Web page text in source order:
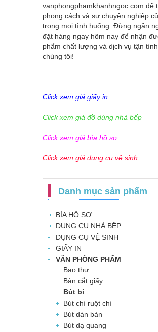
vanphongphamkhanhngoc.com để
phong cách và sự chuyên nghiệp
trong mọi tình huống. Đừng ngần
đặt hàng ngay hôm nay để nhận
phẩm chất lượng và dịch vụ tận
chúng tôi!
Click xem giá giấy in
Click xem giá đồ dùng nhà bếp
Click xem giá bìa hồ sơ
Click xem giá dụng cụ vệ sinh
Danh mục sản phẩm
BÌA HỒ SƠ
DỤNG CỤ NHÀ BẾP
DỤNG CỤ VỆ SINH
GIẤY IN
VĂN PHÒNG PHẨM
Bao thư
Bàn cắt giấy
Bút bi
Bút chì ruột chì
Bút dán bàn
Bút dạ quang